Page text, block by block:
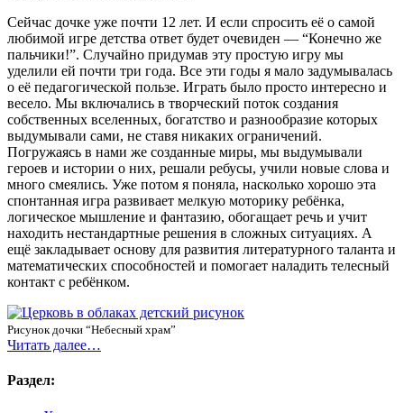
Сейчас дочке уже почти 12 лет. И если спросить её о самой
любимой игре детства ответ будет очевиден — “Конечно же
пальчики!”. Случайно придумав эту простую игру мы
уделили ей почти три года. Все эти годы я мало задумывалась
о её педагогической пользе. Играть было просто интересно и
весело. Мы включались в творческий поток создания
собственных вселенных, богатство и разнообразие которых
выдумывали сами, не ставя никаких ограничений.
Погружаясь в нами же созданные миры, мы выдумывали
героев и истории о них, решали ребусы, учили новые слова и
много смеялись. Уже потом я поняла, насколько хорошо эта
спонтанная игра развивает мелкую моторику ребёнка,
логическое мышление и фантазию, обогащает речь и учит
находить нестандартные решения в сложных ситуациях. А
ещё закладывает основу для развития литературного таланта и
математических способностей и помогает наладить телесный
контакт с ребёнком.
Рисунок дочки “Небесный храм”
Читать далее…
Раздел: